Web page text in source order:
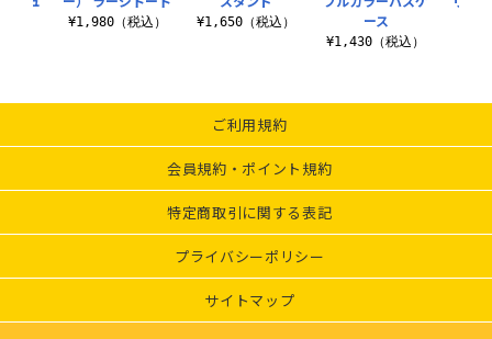
¥1,650（税込）
ース
¥1,430（税込）
¥1,980（税込）
ご利用規約
会員規約・ポイント規約
特定商取引に関する表記
プライバシーポリシー
サイトマップ